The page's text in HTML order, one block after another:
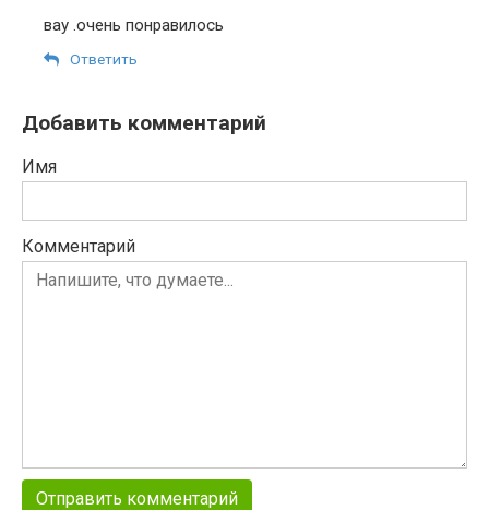
вау .очень понравилось
Ответить
Добавить комментарий
Имя
Комментарий